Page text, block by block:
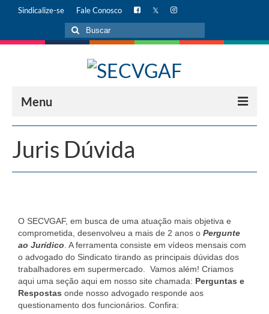
Sindicalize-se Fale Conosco
Menu
AUDITÓRIO
Diretoria
Missão
Quem Somos
BENEFÍCIOS
Juris Dúvida
O SECVGAF, em busca de uma atuação mais objetiva e
comprometida, desenvolveu a mais de 2 anos o Pergunte
ao Jurídico . A ferramenta consiste em vídeos mensais com
o advogado do Sindicato tirando as principais dúvidas dos
trabalhadores em supermercado. Vamos além! Criamos
aqui uma seção aqui em nosso site chamada: Perguntas e
Respostas onde nosso advogado responde aos
questionamento dos funcionários. Confira: